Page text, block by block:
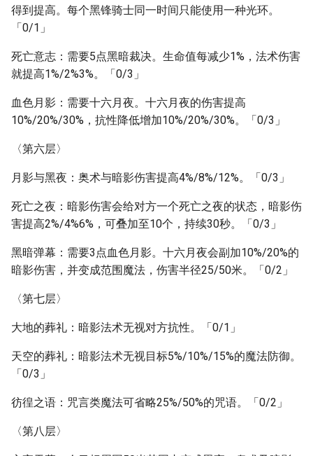
得到提高。每个黑锋骑士同一时间只能使用一种光环。
「0/1」
死亡意志：需要5点黑暗裁决。生命值每减少1%，法术伤害
就提高1%/2%3%。「0/3」
血色月影：需要十六月夜。十六月夜的伤害提高
10%/20%/30%，抗性降低增加10%/20%/30%。「0/3」
〈第六层〉
月影与黑夜：奥术与暗影伤害提高4%/8%/12%。「0/3」
死亡之夜：暗影伤害会给对方一个死亡之夜的状态，暗影伤
害提高2%/4%6%，可叠加至10个，持续30秒。「0/3」
黑暗弹幕：需要3点血色月影。十六月夜会副加10%/20%的
暗影伤害，并变成范围魔法，伤害半径25/50米。「0/2」
〈第七层〉
大地的葬礼：暗影法术无视对方抗性。「0/1」
天空的葬礼：暗影法术无视目标5%/10%/15%的魔法防御。
「0/3」
彷徨之语：咒言类魔法可省略25%/50%的咒语。「0/2」
〈第八层〉